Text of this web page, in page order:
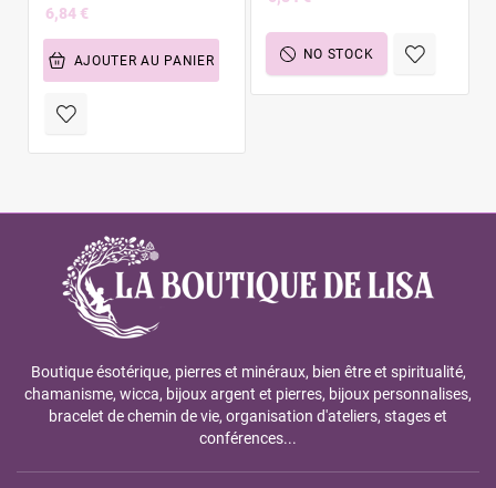
6,84 €
AJOUTER AU PANIER NO STOCK
Boutique ésotérique, pierres et minéraux, bien être et spiritualité,
chamanisme, wicca, bijoux argent et pierres, bijoux personnalises,
bracelet de chemin de vie, organisation d'ateliers, stages et
conférences...